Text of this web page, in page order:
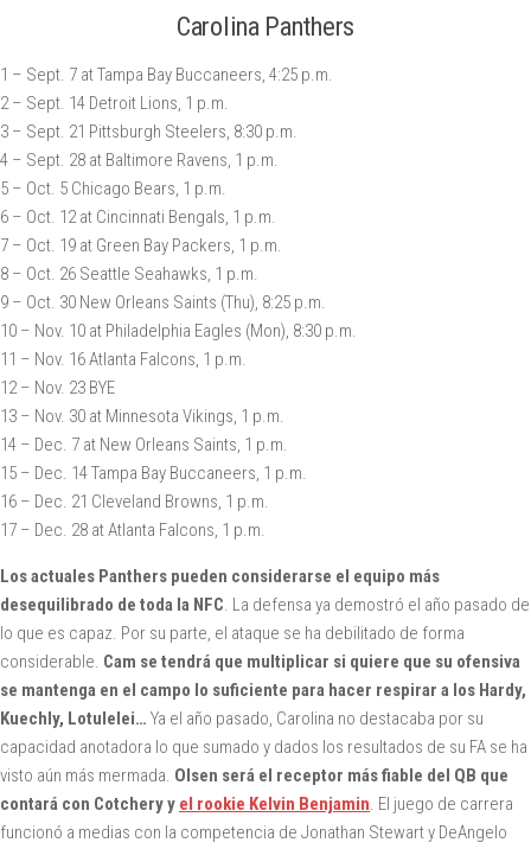
Carolina Panthers
1 – Sept. 7 at Tampa Bay Buccaneers, 4:25 p.m.
2 – Sept. 14 Detroit Lions, 1 p.m.
3 – Sept. 21 Pittsburgh Steelers, 8:30 p.m.
4 – Sept. 28 at Baltimore Ravens, 1 p.m.
5 – Oct. 5 Chicago Bears, 1 p.m.
6 – Oct. 12 at Cincinnati Bengals, 1 p.m.
7 – Oct. 19 at Green Bay Packers, 1 p.m.
8 – Oct. 26 Seattle Seahawks, 1 p.m.
9 – Oct. 30 New Orleans Saints (Thu), 8:25 p.m.
10 – Nov. 10 at Philadelphia Eagles (Mon), 8:30 p.m.
11 – Nov. 16 Atlanta Falcons, 1 p.m.
12 – Nov. 23 BYE
13 – Nov. 30 at Minnesota Vikings, 1 p.m.
14 – Dec. 7 at New Orleans Saints, 1 p.m.
15 – Dec. 14 Tampa Bay Buccaneers, 1 p.m.
16 – Dec. 21 Cleveland Browns, 1 p.m.
17 – Dec. 28 at Atlanta Falcons, 1 p.m.
Los actuales Panthers pueden considerarse el equipo más
desequilibrado de toda la NFC. La defensa ya demostró el año pasado de
lo que es capaz. Por su parte, el ataque se ha debilitado de forma
considerable. Cam se tendrá que multiplicar si quiere que su ofensiva
se mantenga en el campo lo suficiente para hacer respirar a los Hardy,
Kuechly, Lotulelei… Ya el año pasado, Carolina no destacaba por su
capacidad anotadora lo que sumado y dados los resultados de su FA se ha
visto aún más mermada. Olsen será el receptor más fiable del QB que
contará con Cotchery y el rookie Kelvin Benjamin. El juego de carrera
funcionó a medias con la competencia de Jonathan Stewart y DeAngelo